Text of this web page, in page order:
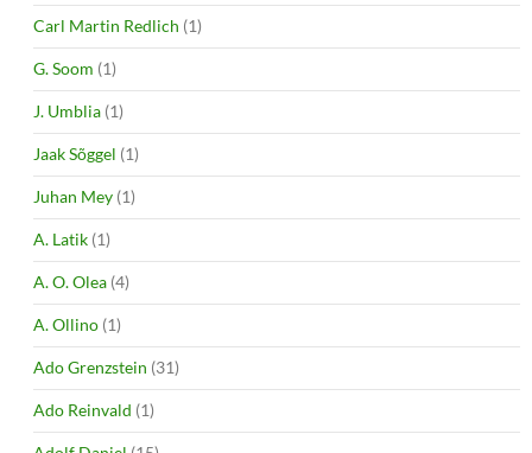
Carl Martin Redlich (1)
G. Soom (1)
J. Umblia (1)
Jaak Sõggel (1)
Juhan Mey (1)
A. Latik (1)
A. O. Olea (4)
A. Ollino (1)
Ado Grenzstein (31)
Ado Reinvald (1)